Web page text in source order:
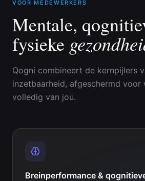
VOOR MEDEWERKERS
Mentale,
fysieke
Qogni combineert de kernpijlers
inzetbaarheid, afgeschermd voor
volledig van jou.
Breinperformance &